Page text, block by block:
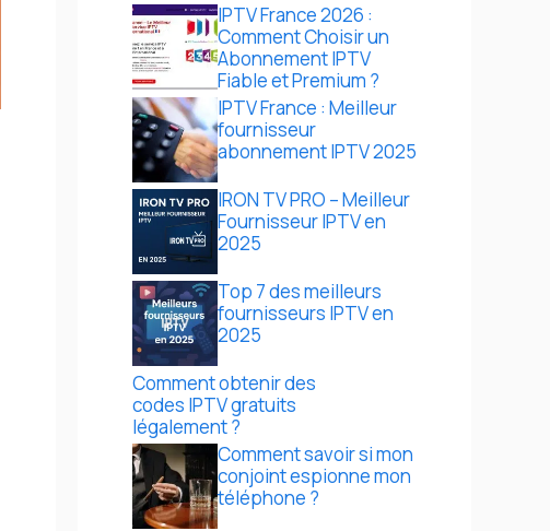
IPTV France 2026 :
Comment Choisir un
Abonnement IPTV
Fiable et Premium ?
IPTV France : Meilleur
fournisseur
abonnement IPTV 2025
IRON TV PRO – Meilleur
Fournisseur IPTV en
2025
Top 7 des meilleurs
fournisseurs IPTV en
2025
Comment obtenir des
codes IPTV gratuits
légalement ?
Comment savoir si mon
conjoint espionne mon
téléphone ?